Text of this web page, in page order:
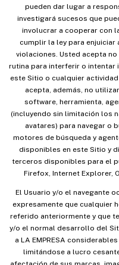
pueden dar lugar a
investigará sucesos que
involucrar a cooperar con
cumplir la ley para enjuiciar
violaciones. Usted acepta
rutina para interferir o intentar
este Sitio o cualquier
acepta, además, no
software, herramienta,
(incluyendo sin limitación los
avatares) para navegar o
motores de búsqueda y
disponibles en este Sitio y
terceros disponibles para el
Firefox, Internet Explorer,
El Usuario y/o el navegante
expresamente que cualquier
referido anteriormente y que
y/o el normal desarrollo del
a LA EMPRESA
limitándose a lucro